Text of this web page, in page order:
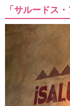
「サルードス